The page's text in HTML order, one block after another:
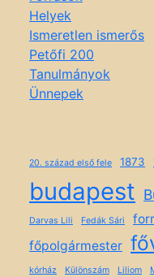
Helyek
Ismeretlen ismerős
Petőfi 200
Tanulmányok
Ünnepek
20. század első fele 1873
budapest
Darvas Lili Fedák Sári
főpolgármester
kórház Különszám Liliom